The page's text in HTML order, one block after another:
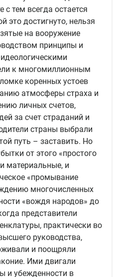
тем всегда остается
это достигнуто, нельзя
на вооружение
принципы и
к многомиллионным
коренных устоев
атмосферы страха и
личных счетов,
за счет страданий и
страны выбрали
путь – заставить. Но
от этого «простого
материальные, и
«промывание
многочисленных
«вождя народов» до
представители
практически во
руководства,
и поощряли
Ими двигали
и убежденности в